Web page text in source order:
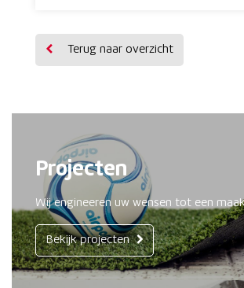
Terug naar overzicht
Projecten
Wij engineeren uw wensen tot een
Bekijk projecten